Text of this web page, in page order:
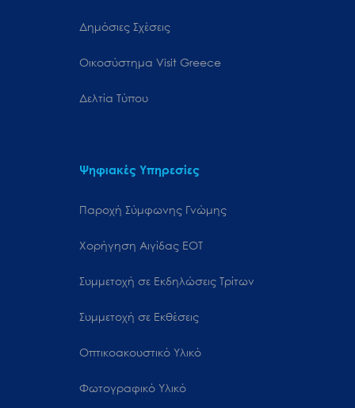
Δημόσιες Σχέσεις
Oικοσύστημα Visit Greece
Δελτία Τύπου
Ψηφιακές Υπηρεσίες
Παροχή Σύμφωνης Γνώμης
Χορήγηση Αιγίδας ΕΟΤ
Συμμετοχή σε Εκδηλώσεις Τρίτων
Συμμετοχή σε Εκθέσεις
Οπτικοακουστικό Υλικό
Φωτογραφικό Υλικό